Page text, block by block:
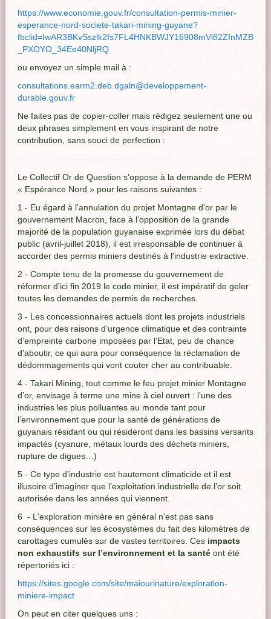
https://www.economie.gouv.fr/consultation-permis-minier-
esperance-nord-societe-takari-mining-guyane?
fbclid=IwAR3BKvSszlk2fs7FL4HNKBWJY16908mVl82ZfnMZB
_PXOYO_34Ee40NljRQ
ou envoyez un simple mail à :
consultations.earm2.deb.dgaln@developpement-
durable.gouv.fr
Ne faites pas de copier-coller mais rédigez seulement une ou
deux phrases simplement en vous inspirant de notre
contribution, sans souci de perfection :
Le Collectif Or de Question s’oppose à la demande de PERM
« Espérance Nord » pour les raisons suivantes :
1 - Eu égard à l'annulation du projet Montagne d'or par le
gouvernement Macron, face à l’opposition de la grande
majorité de la population guyanaise exprimée lors du débat
public (avril-juillet 2018), il est irresponsable de continuer à
accorder des permis miniers destinés à l'industrie extractive.
2 - Compte tenu de la promesse du gouvernement de
réformer d'ici fin 2019 le code minier, il est impératif de geler
toutes les demandes de permis de recherches.
3 - Les concessionnaires actuels dont les projets industriels
ont, pour des raisons d’urgence climatique et des contrainte
d’empreinte carbone imposées par l’Etat, peu de chance
d'aboutir, ce qui aura pour conséquence la réclamation de
dédommagements qui vont couter cher au contribuable.
4 - Takari Mining, tout comme le feu projet minier Montagne
d’or, envisage à terme une mine à ciel ouvert : l’une des
industries les plus polluantes au monde tant pour
l’environnement que pour la santé de générations de
guyanais résidant ou qui résideront dans les bassins versants
impactés (cyanure, métaux lourds des déchets miniers,
rupture de digues…)
5 - Ce type d’industrie est hautement climaticide et il est
illusoire d’imaginer que l’exploitation industrielle de l’or soit
autorisée dans les années qui viennent.
6 - L'exploration minière en général n'est pas sans
conséquences sur les écosystèmes du fait des kilomètres de
carottages cumulés sur de vastes territoires. Ces impacts
non exhaustifs sur l’environnement et la santéont été
répertoriés ici :
https://sites.google.com/site/maiourinature/exploration-
miniere-impact
On peut en citer quelques uns :